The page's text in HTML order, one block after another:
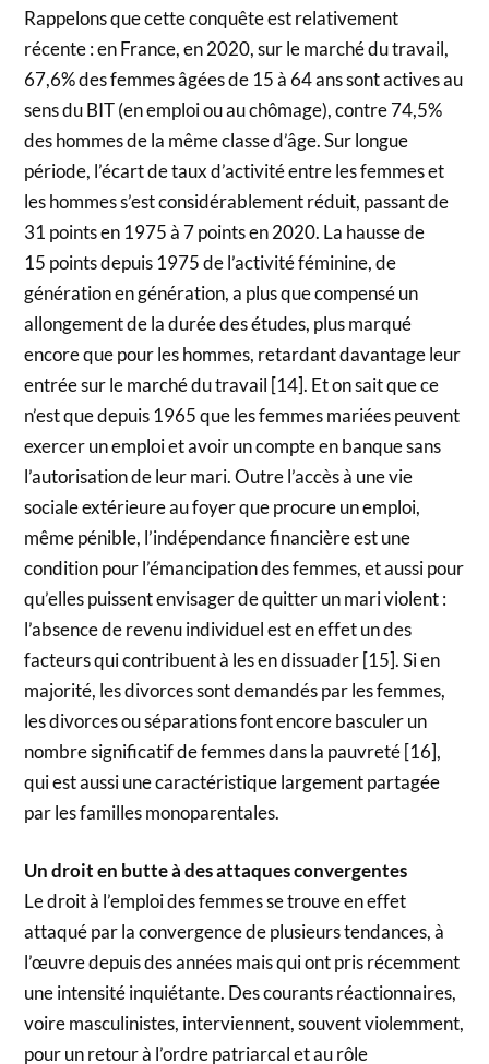
Rappelons que cette conquête est relativement
récente : en France, en 2020, sur le marché du travail,
67,6% des femmes âgées de 15 à 64 ans sont actives au
sens du BIT (en emploi ou au chômage), contre 74,5%
des hommes de la même classe d’âge. Sur longue
période, l’écart de taux d’activité entre les femmes et
les hommes s’est considérablement réduit, passant de
31 points en 1975 à 7 points en 2020. La hausse de
15 points depuis 1975 de l’activité féminine, de
génération en génération, a plus que compensé un
allongement de la durée des études, plus marqué
encore que pour les hommes, retardant davantage leur
entrée sur le marché du travail [14]. Et on sait que ce
n’est que depuis 1965 que les femmes mariées peuvent
exercer un emploi et avoir un compte en banque sans
l’autorisation de leur mari. Outre l’accès à une vie
sociale extérieure au foyer que procure un emploi,
même pénible, l’indépendance financière est une
condition pour l’émancipation des femmes, et aussi pour
qu’elles puissent envisager de quitter un mari violent :
l’absence de revenu individuel est en effet un des
facteurs qui contribuent à les en dissuader [15]. Si en
majorité, les divorces sont demandés par les femmes,
les divorces ou séparations font encore basculer un
nombre significatif de femmes dans la pauvreté [16],
qui est aussi une caractéristique largement partagée
par les familles monoparentales.
Un droit en butte à des attaques convergentes
Le droit à l’emploi des femmes se trouve en effet
attaqué par la convergence de plusieurs tendances, à
l’œuvre depuis des années mais qui ont pris récemment
une intensité inquiétante. Des courants réactionnaires,
voire masculinistes, interviennent, souvent violemment,
pour un retour à l’ordre patriarcal et au rôle